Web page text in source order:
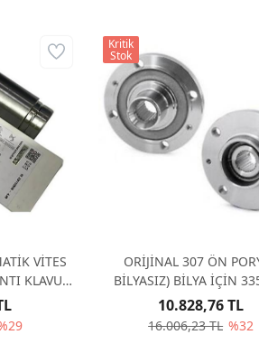
VİTES
KLAVUZ
ORİJİNAL 307 ÖN
BİLYASIZ) BİLYA İÇİN 3350.69
ALINIZ 330785
16.006,23 TL %32
10.828,76 TL
Kritik
Stok